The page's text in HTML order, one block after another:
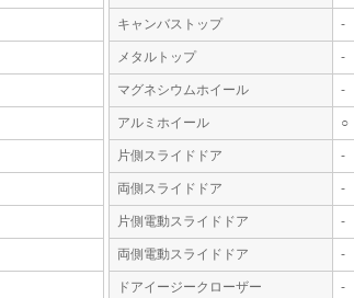
キャンバストップ -
メタルトップ -
マグネシウムホイール -
アルミホイール ○
片側スライドドア -
両側スライドドア -
片側電動スライドドア -
両側電動スライドドア -
ドアイージークローザー -